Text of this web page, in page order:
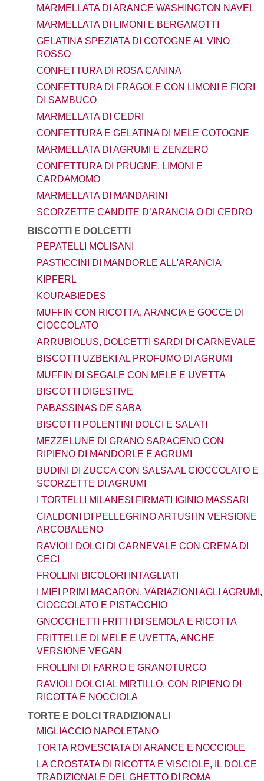
MARMELLATA DI ARANCE WASHINGTON NAVEL
MARMELLATA DI LIMONI E BERGAMOTTI
GELATINA SPEZIATA DI COTOGNE AL VINO
ROSSO
CONFETTURA DI ROSA CANINA
CONFETTURA DI FRAGOLE CON LIMONI E FIORI
DI SAMBUCO
MARMELLATA DI CEDRI
CONFETTURA E GELATINA DI MELE COTOGNE
MARMELLATA DI AGRUMI E ZENZERO
CONFETTURA DI PRUGNE, LIMONI E
CARDAMOMO
MARMELLATA DI MANDARINI
SCORZETTE CANDITE D’ARANCIA O DI CEDRO
BISCOTTI E DOLCETTI
PEPATELLI MOLISANI
PASTICCINI DI MANDORLE ALL'ARANCIA
KIPFERL
KOURABIEDES
MUFFIN CON RICOTTA, ARANCIA E GOCCE DI
CIOCCOLATO
ARRUBIOLUS, DOLCETTI SARDI DI CARNEVALE
BISCOTTI UZBEKI AL PROFUMO DI AGRUMI
MUFFIN DI SEGALE CON MELE E UVETTA
BISCOTTI DIGESTIVE
PABASSINAS DE SABA
BISCOTTI POLENTINI DOLCI E SALATI
MEZZELUNE DI GRANO SARACENO CON
RIPIENO DI MANDORLE E AGRUMI
BUDINI DI ZUCCA CON SALSA AL CIOCCOLATO E
SCORZETTE DI AGRUMI
I TORTELLI MILANESI FIRMATI IGINIO MASSARI
CIALDONI DI PELLEGRINO ARTUSI IN VERSIONE
ARCOBALENO
RAVIOLI DOLCI DI CARNEVALE CON CREMA DI
CECI
FROLLINI BICOLORI INTAGLIATI
I MIEI PRIMI MACARON, VARIAZIONI AGLI AGRUMI,
CIOCCOLATO E PISTACCHIO
GNOCCHETTI FRITTI DI SEMOLA E RICOTTA
FRITTELLE DI MELE E UVETTA, ANCHE
VERSIONE VEGAN
FROLLINI DI FARRO E GRANOTURCO
RAVIOLI DOLCI AL MIRTILLO, CON RIPIENO DI
RICOTTA E NOCCIOLA
TORTE E DOLCI TRADIZIONALI
MIGLIACCIO NAPOLETANO
TORTA ROVESCIATA DI ARANCE E NOCCIOLE
LA CROSTATA DI RICOTTA E VISCIOLE, IL DOLCE
TRADIZIONALE DEL GHETTO DI ROMA